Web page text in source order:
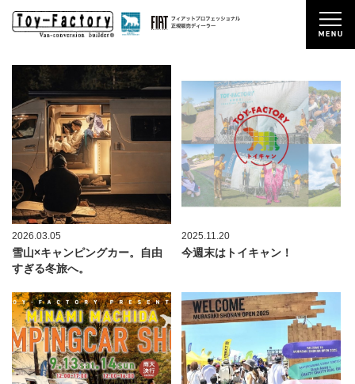
2026.03.05
雪山×キャンピングカー。自由
すぎる冬旅へ。
2025.11.20
今週末はトイキャン！